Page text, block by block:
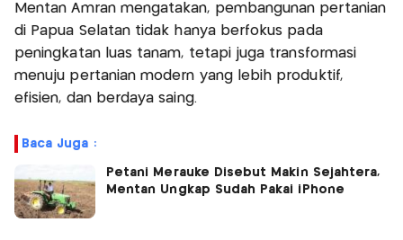
Mentan Amran mengatakan, pembangunan pertanian
di Papua Selatan tidak hanya berfokus pada
peningkatan luas tanam, tetapi juga transformasi
menuju pertanian modern yang lebih produktif,
efisien, dan berdaya saing.
Baca Juga :
Petani Merauke Disebut Makin Sejahtera,
Mentan Ungkap Sudah Pakai iPhone